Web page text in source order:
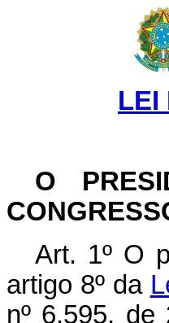
LEI
O
Art. 1º O
artigo 8º da
nº 6.595,